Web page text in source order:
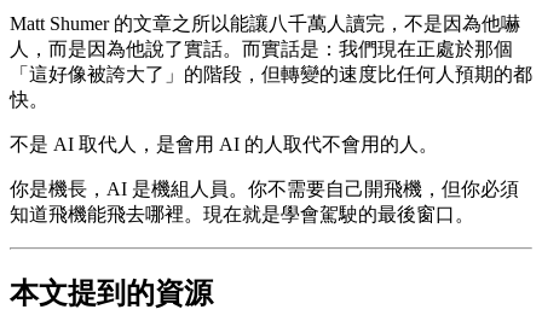
Matt Shumer 的文章之所以能讓八千萬人讀完，不是因為他嚇
人，而是因為他說了實話。而實話是：我們現在正處於那個
「這好像被誇大了」的階段，但轉變的速度比任何人預期的都
快。
不是 AI 取代人，是會用 AI 的人取代不會用的人。
你是機長，AI 是機組人員。你不需要自己開飛機，但你必須
知道飛機能飛去哪裡。現在就是學會駕駛的最後窗口。
本文提到的資源